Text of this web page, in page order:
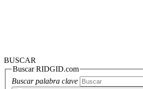
BUSCAR
Buscar RIDGID.com
Buscar palabra clave